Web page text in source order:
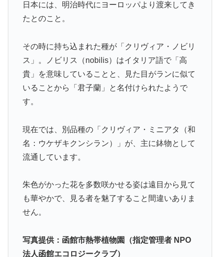
日本には、明治時代にヨーロッパより渡来してき
たとのこと。
その時に持ち込まれた種が「クリヴィア・ノビリ
ス」。ノビリス（nobilis）はイタリア語で「高
貴」を意味していることと、見た目がランに似て
いることから「君子蘭」と名付けられたようで
す。
現在では、別品種の「クリヴィア・ミニアタ（和
名：ウケザキクンシラン）」が、主に鉢物として
流通しています。
朱色がかった花を多数咲かせる姿は遠目から見て
も華やかで、見る者を魅了すること間違いありま
せん。
写真提供：函館市熱帯植物園（指定管理者 NPO
法人函館エコロジークラブ）